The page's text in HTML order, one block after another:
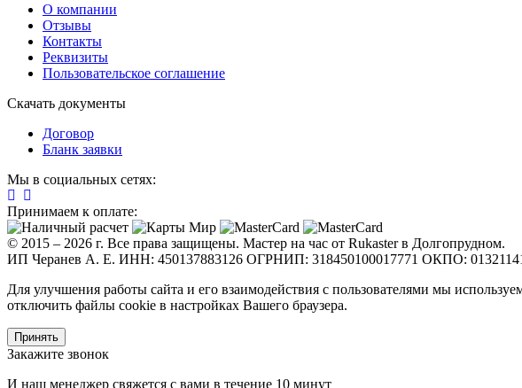
О компании
Отзывы
Контакты
Реквизиты
Пользовательское соглашение
Скачать документы
Договор
Бланк заявки
Мы в социальных сетях:
Принимаем к оплате:
© 2015 – 2026 г. Все права защищены. Мастер на час от Rukaster в Долгопрудном.
ИП Черанев А. Е. ИНН: 450137883126 ОГРНИП: 318450100017771 ОКПО:
Для улучшения работы сайта и его взаимодействия с пользователями мы
отключить файлы cookie в настройках Вашего браузера.
Принять
Закажите звонок
И наш менеджер свяжется с вами в течение 10 минут